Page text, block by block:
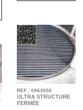
REF : 0963050
ULTRA STRUCTURE
FERMÉE